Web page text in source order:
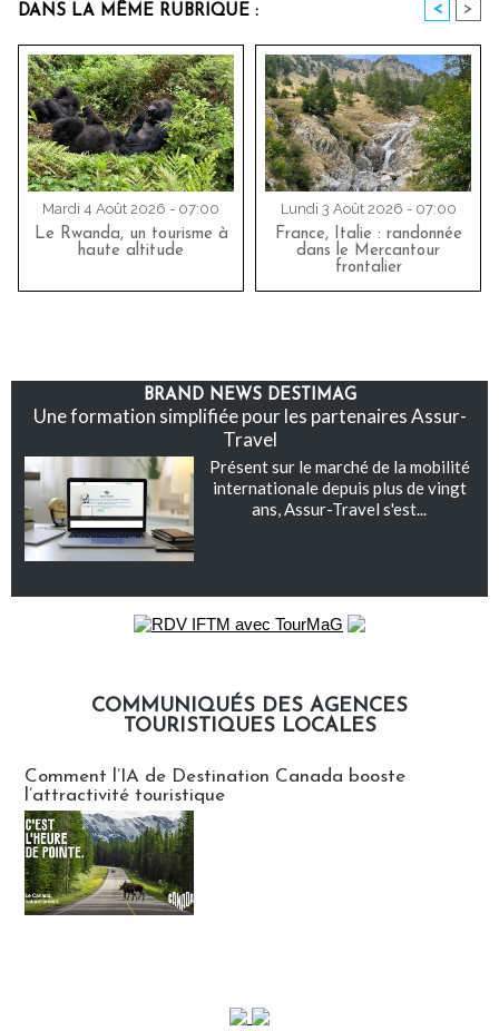
DANS LA MÊME RUBRIQUE : < >
Mardi 4 Août 2026 - 07:00
Le Rwanda, un tourisme à
haute altitude
Lundi 3 Août 2026 - 07:00
France, Italie : randonnée
dans le Mercantour
frontalier
BRAND NEWS DESTIMAG
Une formation simplifiée pour les partenaires Assur-
Travel
Présent sur le marché de la mobilité
internationale depuis plus de vingt
ans, Assur-Travel s'est...
COMMUNIQUÉS DES AGENCES
TOURISTIQUES LOCALES
Comment l’IA de Destination Canada booste
l’attractivité touristique